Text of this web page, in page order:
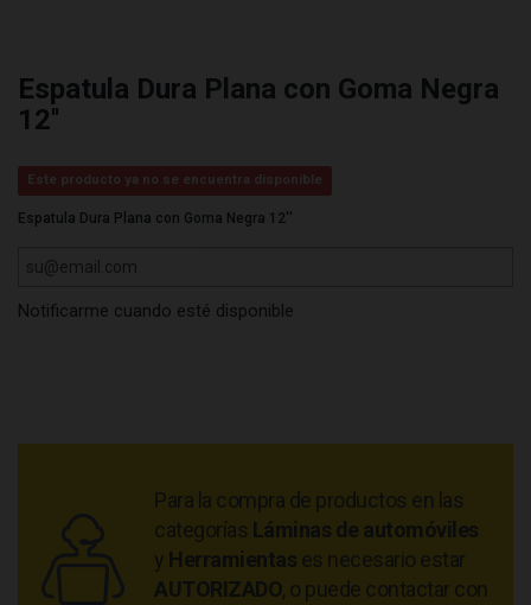
Espatula Dura Plana con Goma Negra
12''
Este producto ya no se encuentra disponible
Espatula Dura Plana con Goma Negra 12''
Notificarme cuando esté disponible
Para la compra de productos en las
categorías Láminas de automóviles
y Herramientas es necesario estar
AUTORIZADO, o puede contactar con